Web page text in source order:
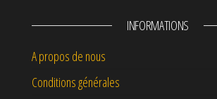
INFORMATIONS
A propos de nous
Conditions générales